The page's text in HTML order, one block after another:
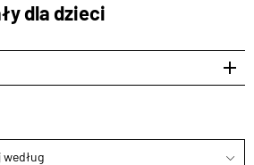
dla dzieci